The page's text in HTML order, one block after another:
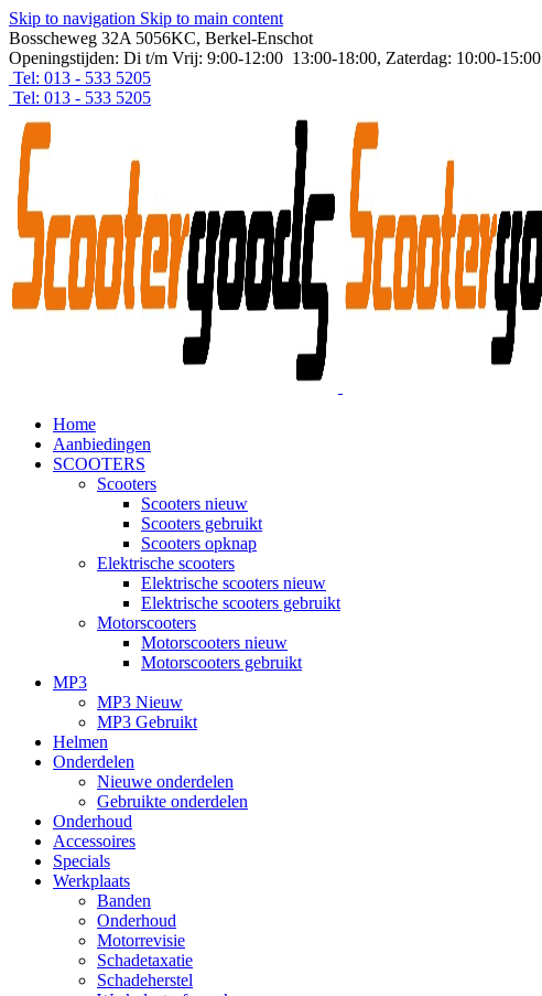
Skip to navigation Skip to main content
Bosscheweg 32A 5056KC, Berkel-Enschot
Openingstijden: Di t/m Vrij: 9:00-12:00 13:00-18:00, Zaterdag: 10:00-15:00
Tel: 013 - 533 5205
Tel: 013 - 533 5205
Home
Aanbiedingen
SCOOTERS
Scooters
Scooters nieuw
Scooters gebruikt
Scooters opknap
Elektrische scooters
Elektrische scooters nieuw
Elektrische scooters gebruikt
Motorscooters
Motorscooters nieuw
Motorscooters gebruikt
MP3
MP3 Nieuw
MP3 Gebruikt
Helmen
Onderdelen
Nieuwe onderdelen
Gebruikte onderdelen
Onderhoud
Accessoires
Specials
Werkplaats
Banden
Onderhoud
Motorrevisie
Schadetaxatie
Schadeherstel